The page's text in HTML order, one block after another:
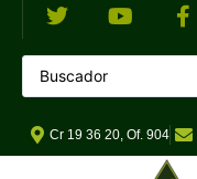
Cr 19 36 20, Of. 904